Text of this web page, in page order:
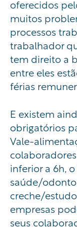
oferecidos
muitos
processos
trabalhador
tem direito a
entre eles
férias
E existem
obrigatórios
Vale-
inferior a 6h,
saúde/
creche/
empresas
seus